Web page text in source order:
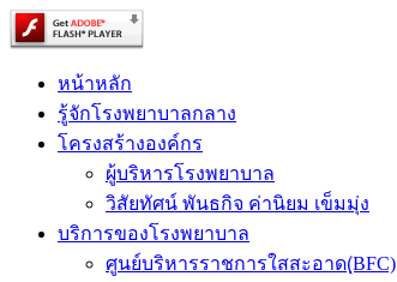
หน้าหลัก
รู้จักโรงพยาบาลกลาง
โครงสร้างองค์กร
ผู้บริหารโรงพยาบาล
วิสัยทัศน์ พันธกิจ ค่านิยม เข็มมุ่ง
บริการของโรงพยาบาล
ศูนย์บริหารราชการใสสะอาด(ฺBFC)